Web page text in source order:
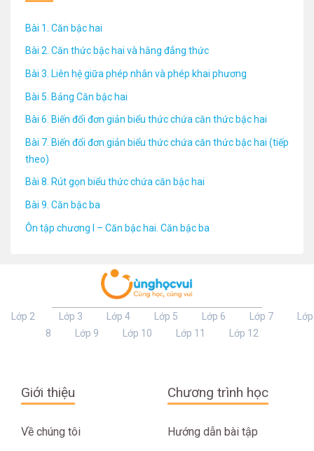
Bài 1. Căn bậc hai
Bài 2. Căn thức bậc hai và hằng đẳng thức
Bài 3. Liên hệ giữa phép nhân và phép khai phương
Bài 5. Bảng Căn bậc hai
Bài 6. Biến đổi đơn giản biểu thức chứa căn thức bậc hai
Bài 7. Biến đổi đơn giản biểu thức chứa căn thức bậc hai (tiếp
theo)
Bài 8. Rút gọn biểu thức chứa căn bậc hai
Bài 9. Căn bậc ba
Ôn tập chương I – Căn bậc hai. Căn bậc ba
Lớp 2 Lớp 3 Lớp 4 Lớp 5 Lớp 6 Lớp 7
Lớp
8
Lớp 9 Lớp 10 Lớp 11 Lớp 12
Giới thiệu
Về chúng tôi
Chương trình học
Hướng dẫn bài tập